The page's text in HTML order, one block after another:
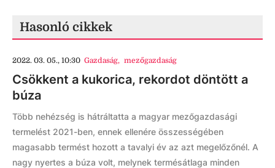
Hasonló cikkek
2022. 03. 05., 10:30 Gazdaság, mezőgazdaság
Csökkent a kukorica, rekordot döntött a
búza
Több nehézség is hátráltatta a magyar mezőgazdasági
termelést 2021-ben, ennek ellenére összességében
magasabb termést hozott a tavalyi év az azt megelőzőnél. A
nagy nyertes a búza volt, melynek termésátlaga minden